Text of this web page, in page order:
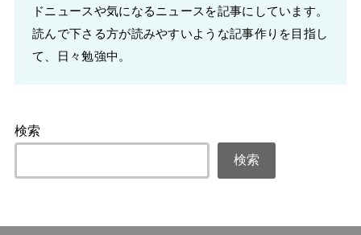
ドニュースや気になるニュースを記事にしています。
読んで下さる方が読みやすいような記事作りを目指し
て、日々勉強中。
検索
検索